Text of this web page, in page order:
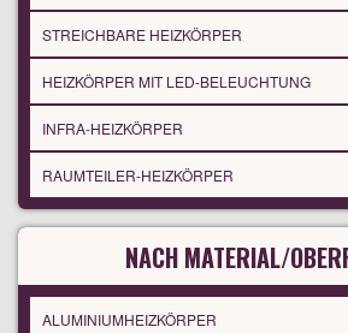
STREICHBARE HEIZKÖRPER
HEIZKÖRPER MIT LED-BELEUCHTUNG
INFRA-HEIZKÖRPER
RAUMTEILER-HEIZKÖRPER
NACH MATERIAL/
ALUMINIUMHEIZKÖRPER